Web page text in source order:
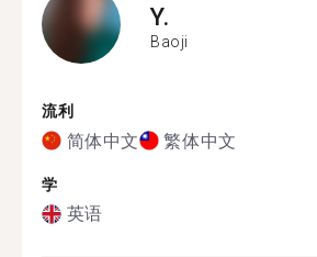
Y.
Baoji
流利
简体中文 繁体中文
学
英语